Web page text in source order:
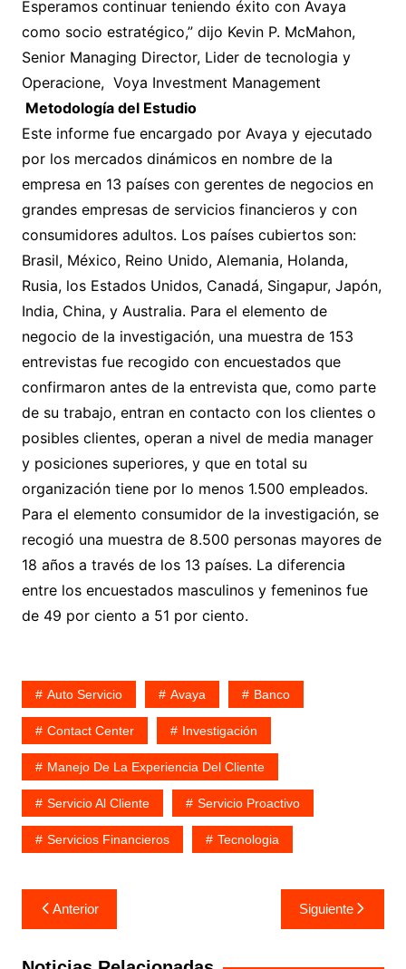
Esperamos continuar teniendo éxito con Avaya
como socio estratégico,” dijo Kevin P. McMahon,
Senior Managing Director, Lider de tecnologia y
Operacione, Voya Investment Management
Metodología del Estudio
Este informe fue encargado por Avaya y ejecutado
por los mercados dinámicos en nombre de la
empresa en 13 países con gerentes de negocios en
grandes empresas de servicios financieros y con
consumidores adultos. Los países cubiertos son:
Brasil, México, Reino Unido, Alemania, Holanda,
Rusia, los Estados Unidos, Canadá, Singapur, Japón,
India, China, y Australia. Para el elemento de
negocio de la investigación, una muestra de 153
entrevistas fue recogido con encuestados que
confirmaron antes de la entrevista que, como parte
de su trabajo, entran en contacto con los clientes o
posibles clientes, operan a nivel de media manager
y posiciones superiores, y que en total su
organización tiene por lo menos 1.500 empleados.
Para el elemento consumidor de la investigación, se
recogió una muestra de 8.500 personas mayores de
18 años a través de los 13 países. La diferencia
entre los encuestados masculinos y femeninos fue
de 49 por ciento a 51 por ciento.
Auto Servicio Avaya Banco
Contact Center Investigación
Manejo De La Experiencia Del Cliente
Servicio Al Cliente Servicio Proactivo
Servicios Financieros Tecnologia
Navegación
de
entradas
Anterior Siguiente